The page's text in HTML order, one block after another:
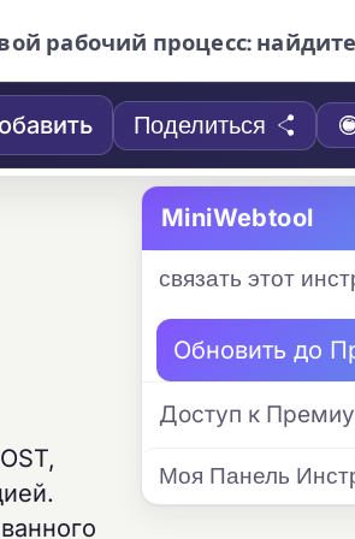
рабочий процесс:
Поделиться
MiniWebtool
связать этот
Обновить до
Доступ к
Моя Панель